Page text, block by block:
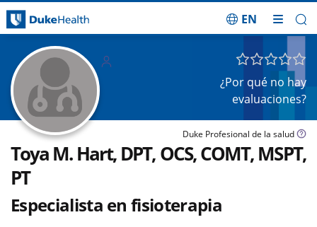
EN
¿Por qué no hay
evaluaciones?
Duke Profesional de la salud
Toya M. Hart, DPT, OCS, COMT, MSPT,
PT
Especialista en fisioterapia